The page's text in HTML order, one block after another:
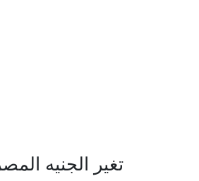
تغير الجنيه